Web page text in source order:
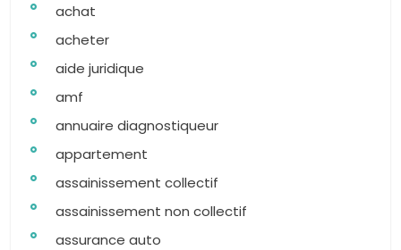
achat
acheter
aide juridique
amf
annuaire diagnostiqueur
appartement
assainissement collectif
assainissement non collectif
assurance auto